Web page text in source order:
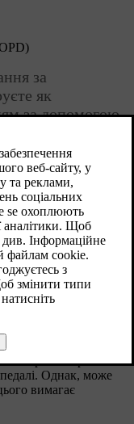
за
як
за допомогою
доступна на
передачі вручну.
однієї педалі,
педалі
акселератора,
при відпусканні
ви натискаєте на
Повністю
решт зупините
при використанні
Однак, може
вимагає